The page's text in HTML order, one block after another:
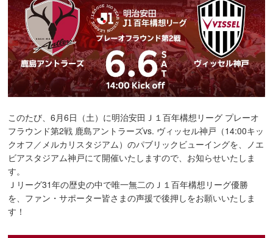
このたび、6月6日（土）に明治安田Ｊ１百年構想リーグ プレーオ
フラウンド第2戦 鹿島アントラーズvs. ヴィッセル神戸（14:00キッ
クオフ／メルカリスタジアム）のパブリックビューイングを、ノエ
ビアスタジアム神戸にて開催いたしますので、お知らせいたしま
す。
Ｊリーグ31年の歴史の中で唯一無二のＪ１百年構想リーグ優勝
を、ファン・サポーター皆さまの声援で後押しをお願いいたしま
す！